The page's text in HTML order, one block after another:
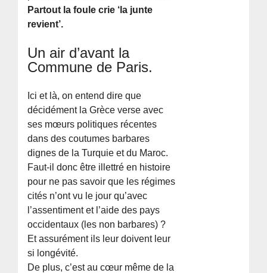
Partout la foule crie ‘la junte
revient’.
Un air d’avant la
Commune de Paris.
Ici et là, on entend dire que
décidément la Grèce verse avec
ses mœurs politiques récentes
dans des coutumes barbares
dignes de la Turquie et du Maroc.
Faut-il donc être illettré en histoire
pour ne pas savoir que les régimes
cités n’ont vu le jour qu’avec
l’assentiment et l’aide des pays
occidentaux (les non barbares) ?
Et assurément ils leur doivent leur
si longévité.
De plus, c’est au cœur même de la